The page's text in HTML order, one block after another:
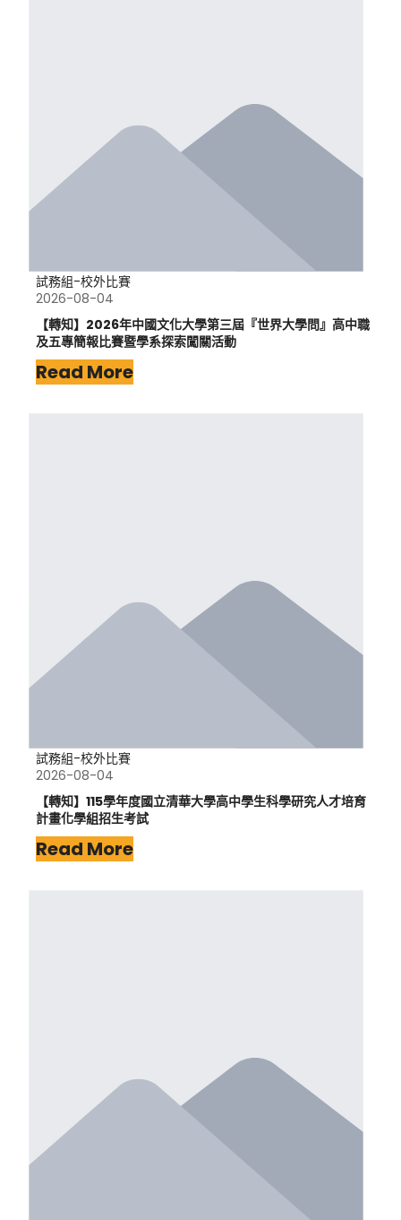
試務組-校外比賽
2026-08-04
【轉知】2026年中國文化大學第三屆『世界大學問』高中職
及五專簡報比賽暨學系探索闖關活動
Read More
試務組-校外比賽
2026-08-04
【轉知】115學年度國立清華大學高中學生科學研究人才培育
計畫化學組招生考試
Read More